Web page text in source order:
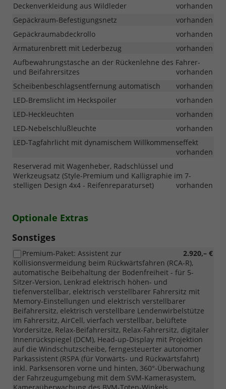
Deckenverkleidung aus Wildleder
vorhanden
Gepäckraum-Befestigungsnetz
vorhanden
Gepäckraumabdeckrollo
vorhanden
Armaturenbrett mit Lederbezug
vorhanden
Aufbewahrungstasche an der Rückenlehne des Fahrer-
und Beifahrersitzes
vorhanden
Scheibenbeschlagsentfernung automatisch
vorhanden
LED-Bremslicht im Heckspoiler
vorhanden
LED-Heckleuchten
vorhanden
LED-Nebelschlußleuchte
vorhanden
LED-Tagfahrlicht mit dynamischem Willkommenseffekt
vorhanden
Reserverad mit Wagenheber, Radschlüssel und
Werkzeugsatz (Style-Premium und Kalligraphie im 7-
stelligen Design 4x4 - Reifenreparaturset)
vorhanden
Optionale Extras
Sonstiges
2.920,– €
Premium-Paket: Assistent zur
Kollisionsvermeidung beim Rückwärtsfahren (RCA-R),
automatische Beibehaltung der Bodenfreiheit - für 5-
Sitzer-Version, Lenkrad elektrisch höhen- und
tiefenverstellbar, elektrisch verstellbarer Fahrersitz mit
Memory-Einstellungen und elektrisch verstellbarer
Beifahrersitz, elektrisch verstellbare Lendenwirbelstütze
im Fahrersitz, AirCell, vierfach verstellbar, belüftete
Vordersitze, Relax-Beifahrersitz, Relax-Fahrersitz, digitaler
Innenrückspiegel (DCM), Head-up-Display mit Projektion
auf die Windschutzscheibe, ferngesteuerter autonomer
Parkassistent (RSPA (für Vorwärts- und Rückwärtsfahrt)
inkl. Parksensoren vorne und hinten, 360°-Überwachung
der Fahrzeugumgebung mit dem SVM-Kamerasystem,